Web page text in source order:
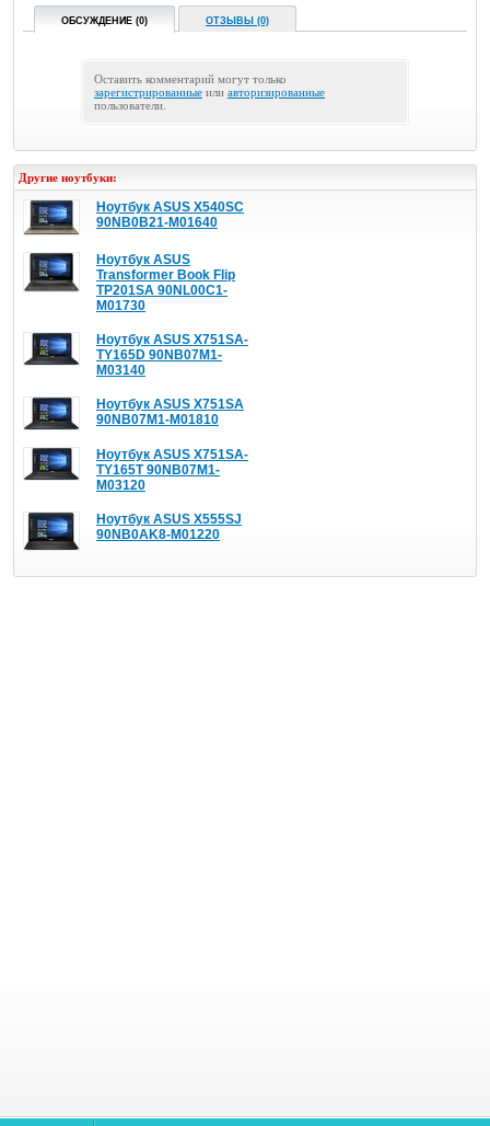
ОБСУЖДЕНИЕ (0) ОТЗЫВЫ (0)
Оставить комментарий могут только
зарегистрированные или авторизированные
пользователи.
Другие ноутбуки:
Ноутбук ASUS X540SC
90NB0B21-M01640
Ноутбук ASUS
Transformer Book Flip
TP201SA 90NL00C1-
M01730
Ноутбук ASUS X751SA-
TY165D 90NB07M1-
M03140
Ноутбук ASUS X751SA
90NB07M1-M01810
Ноутбук ASUS X751SA-
TY165T 90NB07M1-
M03120
Ноутбук ASUS X555SJ
90NB0AK8-M01220